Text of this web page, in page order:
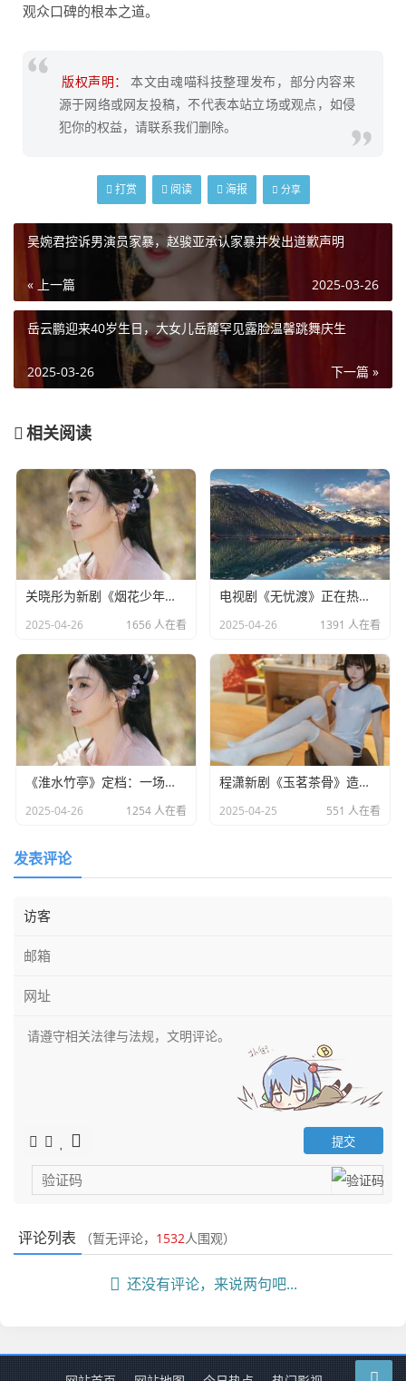
观众口碑的根本之道。
版权声明：
本文由魂喵科技整理发布，部分内容来
源于网络或网友投稿，不代表本站立场或观点，如侵
犯你的权益，请联系我们删除。
打赏 阅读 海报 分享
吴婉君控诉男演员家暴，赵骏亚承认家暴并发出道歉声明
« 上一篇 2025-03-26
岳云鹏迎来40岁生日，大女儿岳麓罕见露脸温馨跳舞庆生
下一篇 »
2025-03-26
相关阅读
关晓彤为新剧《烟花少年》宣传，全程不语只是一味搞事业
2025-04-26 1656 人在看
电视剧《无忧渡》正在热播，24岁女演员夏依丹被曝去世
2025-04-26 1391 人在看
《淮水竹亭》定档：一场东方美学与宿命之恋的双重盛宴​
2025-04-26 1254 人在看
程潇新剧《玉茗茶骨》造型引热议：灵动少女却略显老态
2025-04-25 551 人在看
发表评论
评论列表 （暂无评论， 1532人围观）
还没有评论，来说两句吧...